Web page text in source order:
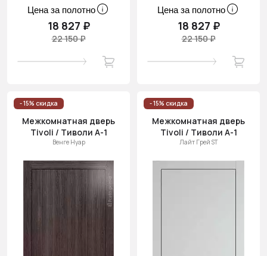
Цена за полотно
18 827 ₽
22 150 ₽
Цена за полотно
18 827 ₽
22 150 ₽
- 15% скидка
Межкомнатная дверь
Tivoli / Тиволи А-1
Венге Нуар
- 15% скидка
Межкомнатная дверь
Tivoli / Тиволи А-1
Лайт Грей ST